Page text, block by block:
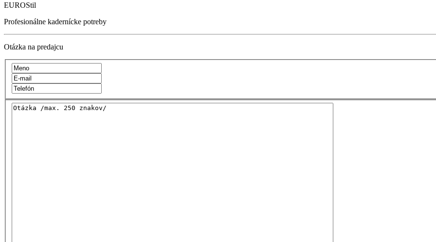
EUROStil
Profesionálne kadernícke potreby
Otázka na predajcu